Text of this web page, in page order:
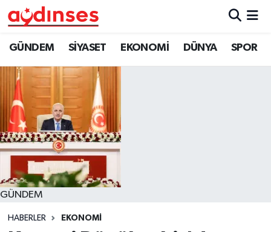
GÜNDEM SİYASET EKONOMİ DÜNYA SPOR
GÜNDEM
HABERLER EKONOMİ
GÜNDEM
SİYASET
EKONOMİ
DÜNYA
SPOR
MAGAZİN
Nöbetçi Eczaneler
Hava Durumu
Aydin Namaz Vakitleri
Trafik Durumu
Süper Lig Puan Durumu ve Fikstür
Tüm Manşetler